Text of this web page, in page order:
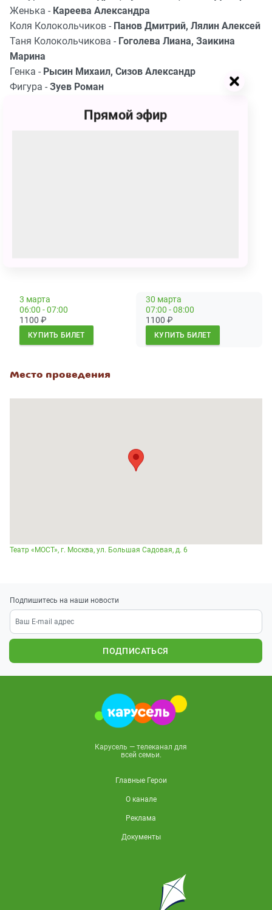
Женька - Кареева Александра
Коля Колокольчиков - Панов Дмитрий, Лялин Алексей
Таня Колокольчикова - Гоголева Лиана, Заикина
Марина
Генка - Рысин Михаил, Сизов Александр
Фигура - Зуев Роман
Белоокая Дарья, Тихомирова Полина
3 марта
06:00 - 07:00
1100 ₽
КУПИТЬ БИЛЕТ
30 марта
07:00 - 08:00
1100 ₽
КУПИТЬ БИЛЕТ
Место проведения
Театр «МОСТ», г. Москва, ул. Большая Садовая, д. 6
Подпишитесь на наши новости
ПОДПИСАТЬСЯ
Карусель — телеканал для
всей семьи.
Главные Герои
О канале
Реклама
Документы
Прямой эфир